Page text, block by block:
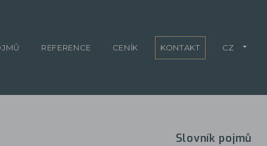
Slovník pojmů
REFERENCE CENÍK KONTAKT CZ